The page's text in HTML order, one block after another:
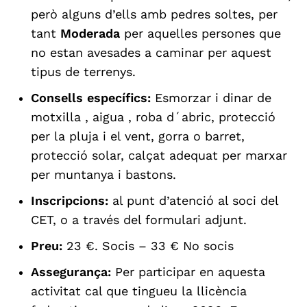
però alguns d’ells amb pedres soltes, per
tant Moderada per aquelles persones que
no estan avesades a caminar per aquest
tipus de terrenys.
Consells específics: Esmorzar i dinar de
motxilla , aigua , roba d´abric, protecció
per la pluja i el vent, gorra o barret,
protecció solar, calçat adequat per marxar
per muntanya i bastons.
Inscripcions: al punt d’atenció al soci del
CET, o a través del formulari adjunt.
Preu: 23 €. Socis – 33 € No socis
Assegurança: Per participar en aquesta
activitat cal que tingueu la llicència